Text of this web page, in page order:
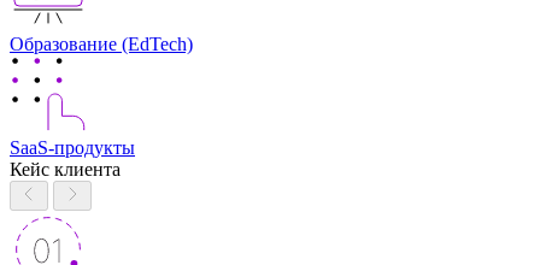
Образование (EdTech)
SaaS-продукты
Кейс клиента